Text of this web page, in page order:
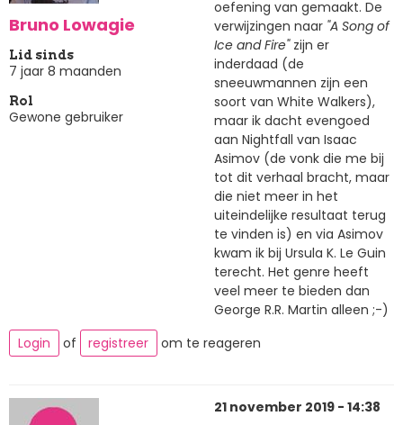
Bruno Lowagie
Lid sinds
7 jaar 8 maanden
Rol
Gewone gebruiker
oefening van gemaakt. De
verwijzingen naar "A Song of
Ice and Fire"zijn er
inderdaad (de
sneeuwmannen zijn een
soort van White Walkers),
maar ik dacht evengoed
aan Nightfall van Isaac
Asimov (de vonk die me bij
tot dit verhaal bracht, maar
die niet meer in het
uiteindelijke resultaat terug
te vinden is) en via Asimov
kwam ik bij Ursula K. Le Guin
terecht. Het genre heeft
veel meer te bieden dan
George R.R. Martin alleen ;-)
Login
of registreer om te reageren
21 november 2019 - 14:38